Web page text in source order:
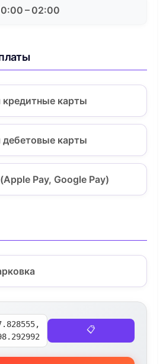
– 02:00
карты
карты
Pay, Google Pay)
📋